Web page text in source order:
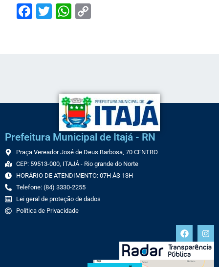
Facebook
TwitterWhatsApp
Prefeitura Municipal de Itajá - RN
Praça Vereador José de Deus Barbosa, 70 CENTRO
CEP: 59513-000, ITAJÁ - Rio grande do Norte
HORÁRIO DE ATENDIMENTO: 07H ÀS 13H
Telefone: (84) 3330-2255
Lei geral de proteção de dados
Política de Privacidade